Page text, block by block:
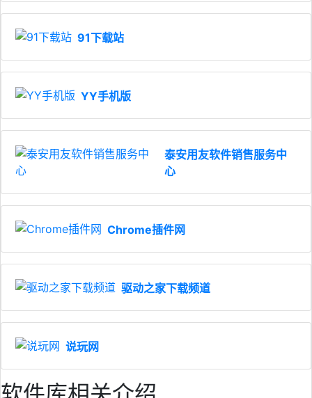
Chrome插件网
驱动之家下载频道
说玩网
软件库相关介绍